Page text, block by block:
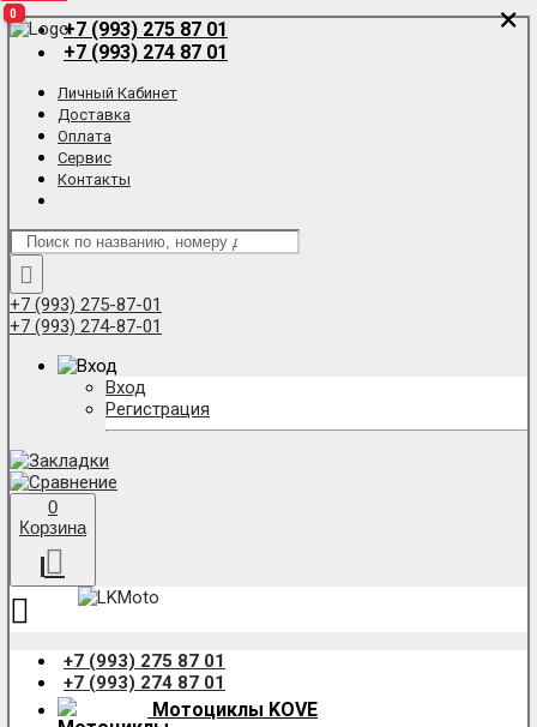
+7 (993) 275 87 01
+7 (993) 274 87 01
Личный Кабинет
Доставка
Оплата
Сервис
Контакты
0
+7 (993) 275-87-01
+7 (993) 274-87-01
Вход
Регистрация
0
0
Корзина
+7 (993) 275 87 01
+7 (993) 274 87 01
Мотоциклы KOVE
0 ×
×